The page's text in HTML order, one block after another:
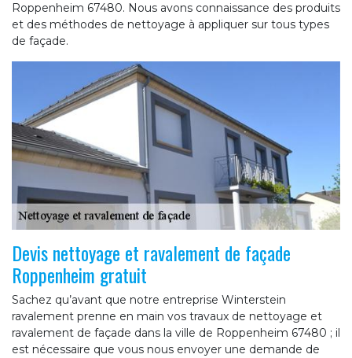
Roppenheim 67480. Nous avons connaissance des produits
et des méthodes de nettoyage à appliquer sur tous types
de façade.
Devis nettoyage et ravalement de façade
Roppenheim gratuit
Sachez qu’avant que notre entreprise Winterstein
ravalement prenne en main vos travaux de nettoyage et
ravalement de façade dans la ville de Roppenheim 67480 ; il
est nécessaire que vous nous envoyer une demande de